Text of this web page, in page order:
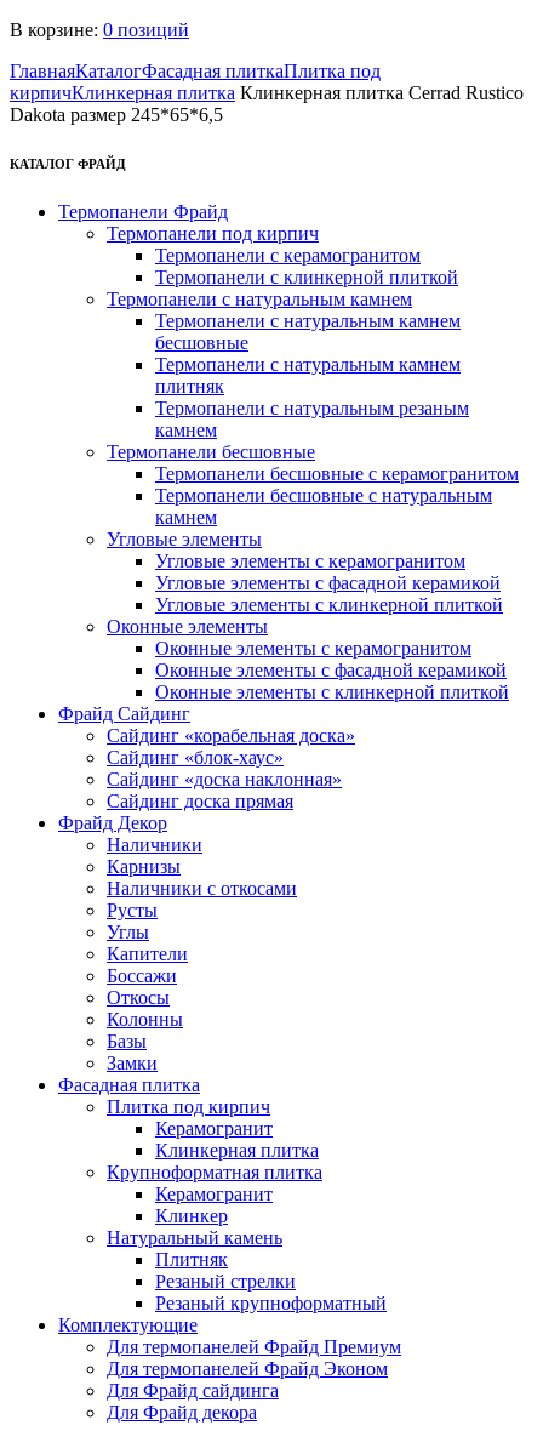
В корзине: 0 позиций
ГлавнаяКаталогФасадная плиткаПлитка под
кирпичКлинкерная плитка Клинкерная плитка Cerrad Rustico
Dakota размер 245*65*6,5
КАТАЛОГ ФРАЙД
Термопанели Фрайд
Термопанели под кирпич
Термопанели с керамогранитом
Термопанели с клинкерной плиткой
Термопанели с натуральным камнем
Термопанели с натуральным камнем
бесшовные
Термопанели с натуральным камнем
плитняк
Термопанели с натуральным резаным
камнем
Термопанели бесшовные
Термопанели бесшовные с керамогранитом
Термопанели бесшовные с натуральным
камнем
Угловые элементы
Угловые элементы с керамогранитом
Угловые элементы с фасадной керамикой
Угловые элементы с клинкерной плиткой
Оконные элементы
Оконные элементы с керамогранитом
Оконные элементы с фасадной керамикой
Оконные элементы с клинкерной плиткой
Фрайд Сайдинг
Сайдинг «корабельная доска»
Сайдинг «блок-хаус»
Сайдинг «доска наклонная»
Сайдинг доска прямая
Фрайд Декор
Наличники
Карнизы
Наличники с откосами
Русты
Углы
Капители
Боссажи
Откосы
Колонны
Базы
Замки
Фасадная плитка
Плитка под кирпич
Керамогранит
Клинкерная плитка
Крупноформатная плитка
Керамогранит
Клинкер
Натуральный камень
Плитняк
Резаный стрелки
Резаный крупноформатный
Комплектующие
Для термопанелей Фрайд Премиум
Для термопанелей Фрайд Эконом
Для Фрайд сайдинга
Для Фрайд декора